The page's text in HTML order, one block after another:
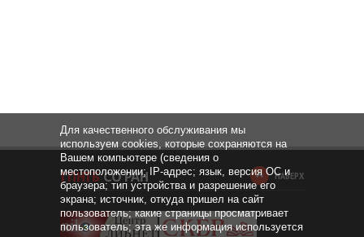
НАВЕРХ
Для качественного обслуживания мы
используем cookies, которые сохраняются на
Вашем компьютере (сведения о
местоположении; IP-адрес; язык, версия ОС и
браузера; тип устройства и разрешение его
экрана; источник, откуда пришел на сайт
пользователь; какие страницы просматривает
пользователь; эта же информация используется